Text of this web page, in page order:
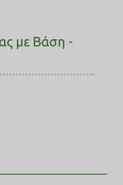
με Βάση -